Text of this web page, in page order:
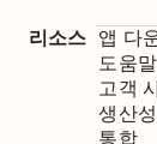
리소스 앱 다
도움
고객
생산
통합